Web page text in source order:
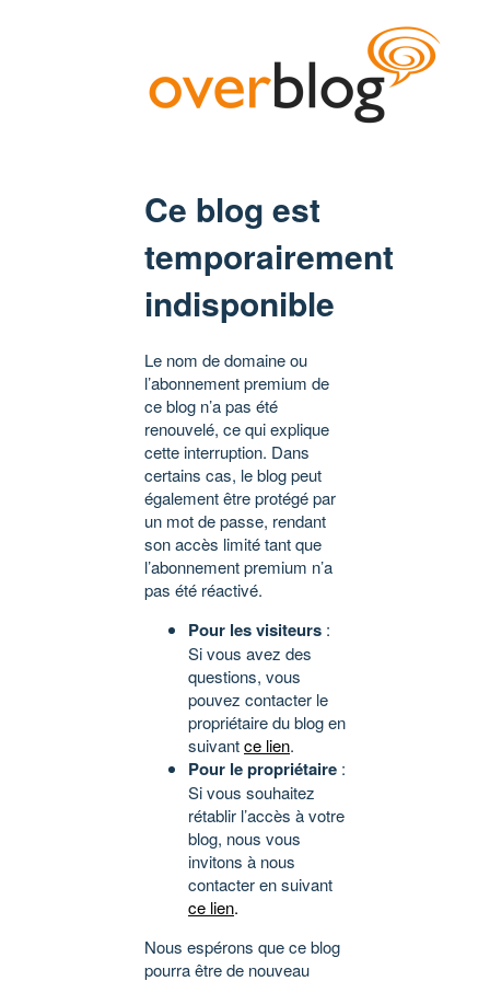
Ce blog est
temporairement
indisponible
Le nom de domaine ou
l’abonnement premium de
ce blog n’a pas été
renouvelé, ce qui explique
cette interruption. Dans
certains cas, le blog peut
également être protégé par
un mot de passe, rendant
son accès limité tant que
l’abonnement premium n’a
pas été réactivé.
Pour les visiteurs :
Si vous avez des
questions, vous
pouvez contacter le
propriétaire du blog en
suivantce lien.
Pour le propriétaire :
Si vous souhaitez
rétablir l’accès à votre
blog, nous vous
invitons à nous
contacter en suivant
ce lien.
Nous espérons que ce blog
pourra être de nouveau